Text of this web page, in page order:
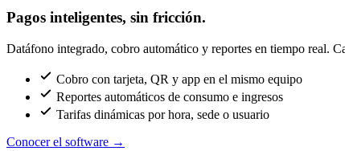
Pagos inteligentes, sin fricción.
Datáfono integrado, cobro automático y reportes en tiempo real.
Cobro con tarjeta, QR y app en el mismo equipo
Reportes automáticos de consumo e ingresos
Tarifas dinámicas por hora, sede o usuario
Conocer el software →